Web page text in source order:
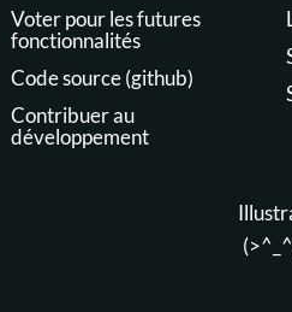
Voter pour les futures
fonctionnalités
Code source (github)
Contribuer au
développement